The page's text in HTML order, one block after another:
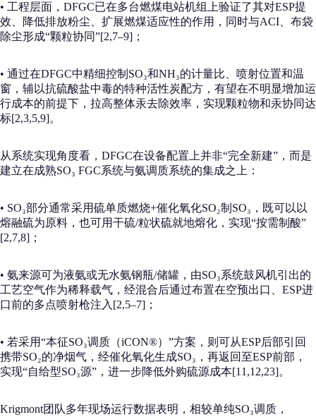
• 工程层面，DFGC已在多台燃煤电站机组上验证了其对ESP提
效、降低排放粉尘、扩展燃煤适应性的作用，同时与ACI、布袋
除尘形成“颗粒协同”[2,7–9]；
• 通过在DFGC中精细控制SO₃和NH₃的计量比、喷射位置和温
窗，辅以抗硫酸盐中毒的特种活性炭配方，有望在不明显增加运
行成本的前提下，拉高整体汞去除效率，实现颗粒物和汞协同达
标[2,3,5,9]。
从系统实现角度看，DFGC在设备配置上并非“完全新建”，而是
建立在成熟SO₃ FGC系统与氨调质系统的集成之上：
• SO₃部分通常采用硫单质燃烧+催化氧化SO₂制SO₃，既可以以
熔融硫为原料，也可用干硫/粒状硫就地熔化，实现“按需制酸”
[2,7,8]；
• 氨来源可为液氨或无水氨钢瓶/储罐，由SO₃系统鼓风机引出的
工艺空气作为稀释载气，经混合后通过布置在空预出口、ESP进
口前的多点喷射枪注入[2,5–7]；
• 若采用“本征SO₃调质（iCON®）”方案，则可从ESP后部引回
携带SO₂的净烟气，经催化氧化生成SO₃，再返回至ESP前部，
实现“自给型SO₃源”，进一步降低外购硫源成本[11,12,23]。
Krigmont团队多年现场运行数据表明，相较单纯SO₃调质，